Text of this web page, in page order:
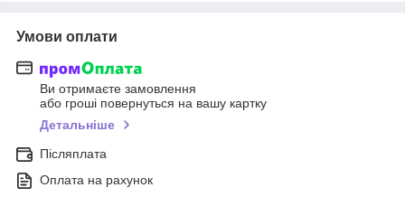
Умови оплати
Ви отримаєте замовлення
або гроші повернуться на вашу картку
Детальніше
Післяплата
Оплата на рахунок